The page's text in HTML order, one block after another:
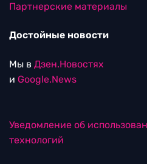
Партнерские материалы
Достойные новости
Мы в Дзен.Новостях
и Google.News
Уведомление об
технологий